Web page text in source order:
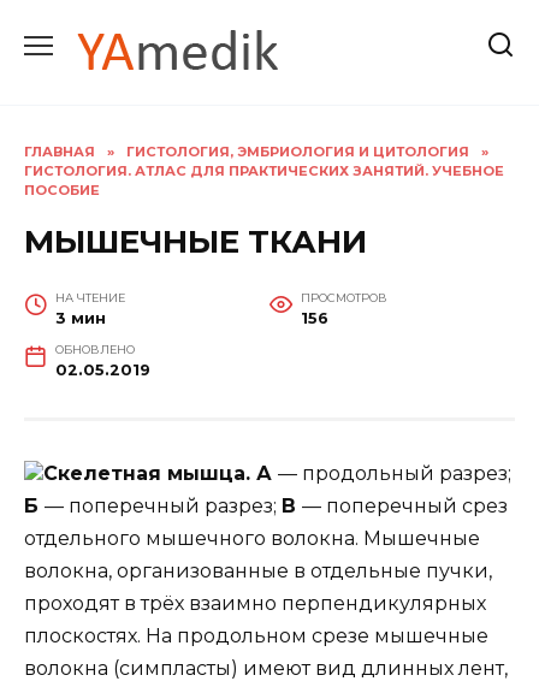
содержанию
ГЛАВНАЯ » ГИСТОЛОГИЯ, ЭМБРИОЛОГИЯ И ЦИТОЛОГИЯ
»
ГИСТОЛОГИЯ. АТЛАС ДЛЯ ПРАКТИЧЕСКИХ ЗАНЯТИЙ. УЧЕБНОЕ
ПОСОБИЕ
МЫШЕЧНЫЕ ТКАНИ
НА ЧТЕНИЕ
3 мин
ПРОСМОТРОВ
156
ОБНОВЛЕНО
02.05.2019
Скелетная мышца. А — продольный разрез;
Б — поперечный разрез; В — поперечный срез
отдельного мышечного волокна. Мышечные
волокна, организованные в отдельные пучки,
проходят в трёх взаимно перпендикулярных
плоскостях. На продольном срезе мышечные
волокна (симпласты) имеют вид длинных лент,